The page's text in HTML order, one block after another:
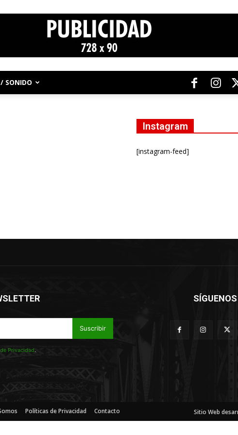
SONIDO
Instagram
[instagram-feed]
Suscribir
Privacidad.
SÍGUENOS
Políticas de Privacidad Contacto Sitio Web